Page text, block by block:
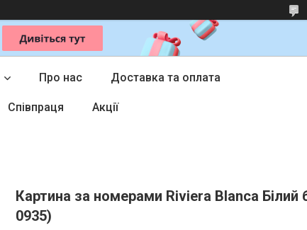
Про нас Доставка та оплата
Співпраця Акції
Картина за номерами Riviera Blanca Білий
0935)